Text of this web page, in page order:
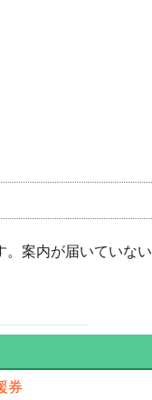
。案内が届いていない
券